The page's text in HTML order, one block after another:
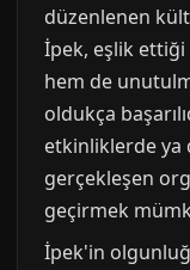
düzenlenen
İpek, eşlik
hem de
oldukça
etkinliklerde ya
gerçekleşen
geçirmek
İpek'in